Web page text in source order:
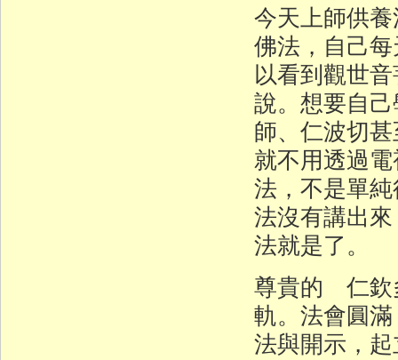
今天上師供
佛法，自己
以看到觀世
說。想要自
師、仁波切
就不用透過
法，不是單
法沒有講出
法就是了。
尊貴的 仁欽
軌。法會圓
法與開示，